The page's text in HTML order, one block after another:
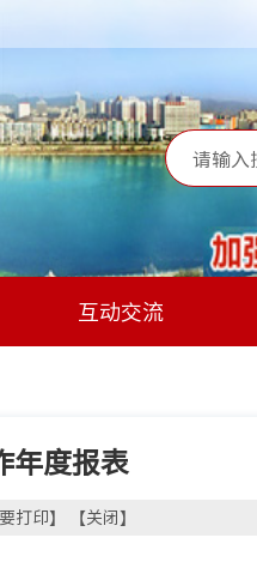
互动交流
年度报表
打印】 【关闭】